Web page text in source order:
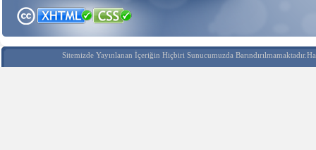
Sitemizde Yayınlanan İçeriğin Hiçbiri Sunucumuzda